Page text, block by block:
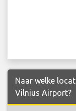
Naar welke
Vilnius Airport?